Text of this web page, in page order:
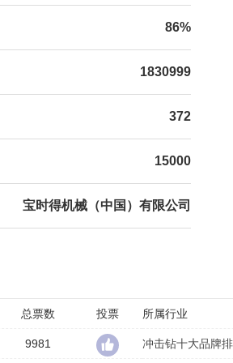
86%
1830999
372
15000
宝时得机械（中国）有限公司
总票数 投票 所属行业
9981 冲击钻十大品牌